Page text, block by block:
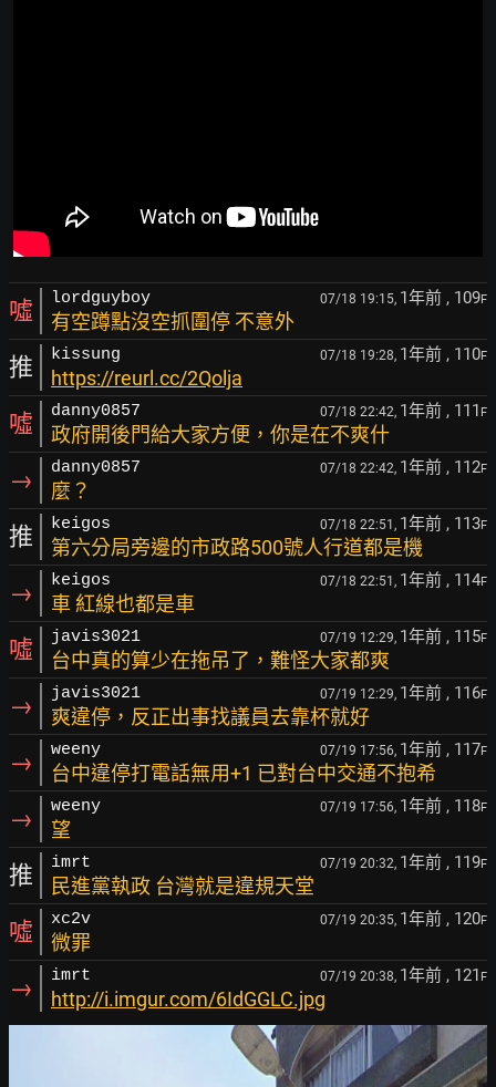
噓 lordguyboy 07/18 19:15, 1年前 , 109F
有空蹲點沒空抓圍停 不意外
推 kissung 07/18 19:28, 1年前 , 110F
https://reurl.cc/2Qolja
噓 danny0857 07/18 22:42, 1年前 , 111 F
政府開後門給大家方便，你是在不爽什
→ danny0857 07/18 22:42, 1年前 , 112F
麼？
推 keigos 07/18 22:51, 1年前 , 113F
第六分局旁邊的市政路500號人行道都是機
→ keigos 07/18 22:51, 1年前 , 114F
車 紅線也都是車
噓 javis3021 07/19 12:29, 1年前 , 115F
台中真的算少在拖吊了，難怪大家都爽
→ javis3021 07/19 12:29, 1年前 , 116F
爽違停，反正出事找議員去靠杯就好
→ weeny 07/19 17:56, 1年前 , 117F
台中違停打電話無用+1 已對台中交通不抱希
→ weeny 07/19 17:56, 1年前 , 118F
望
推 imrt 07/19 20:32, 1年前 , 119F
民進黨執政 台灣就是違規天堂
噓 xc2v 07/19 20:35, 1年前 , 120F
微罪
→ imrt 07/19 20:38, 1年前 , 121 F
http://i.imgur.com/6IdGGLC.jpg